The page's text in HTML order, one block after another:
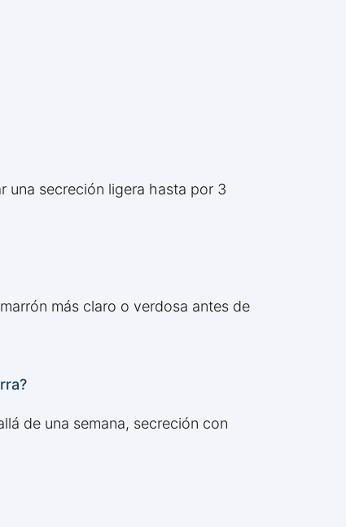
una secreción ligera hasta por 3
más claro o verdosa antes de
de una semana, secreción con